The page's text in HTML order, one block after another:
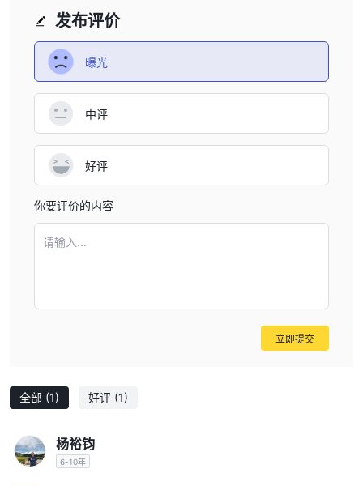
全部 (1) 好评 (1)
杨裕钧
6-10年
发布评价
曝光
中评
好评
你要评价的内容
请输入...
立即提交